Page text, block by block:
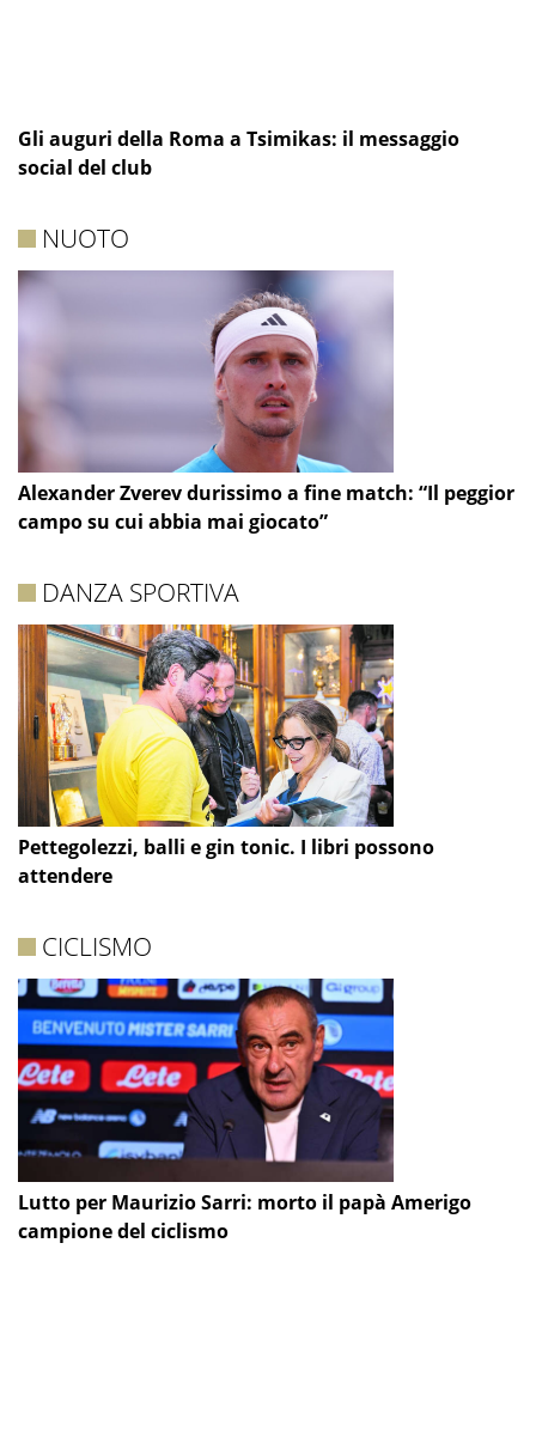
Gli auguri della Roma a Tsimikas: il messaggio
social del club
NUOTO
Alexander Zverev durissimo a fine match: “Il peggior
campo su cui abbia mai giocato”
DANZA SPORTIVA
Pettegolezzi, balli e gin tonic. I libri possono
attendere
CICLISMO
Lutto per Maurizio Sarri: morto il papà Amerigo
campione del ciclismo